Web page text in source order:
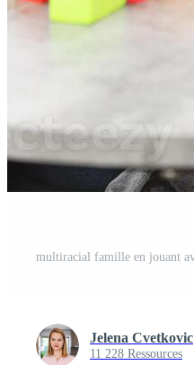
Jelena Cvetkovic
11 228 Ressources